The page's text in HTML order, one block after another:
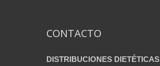
CONTACTO
DISTRIBUCIONES DIETÉTICAS